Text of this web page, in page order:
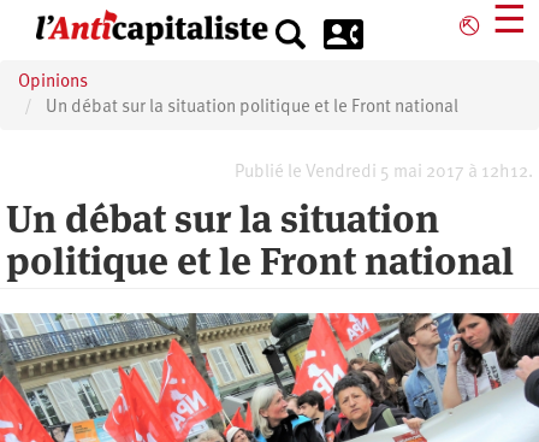
principal
⎋ ☰
Opinions
Un débat sur la situation politique et le Front national
Publié le Vendredi 5 mai 2017 à 12h12.
Un débat sur la situation
politique et le Front national